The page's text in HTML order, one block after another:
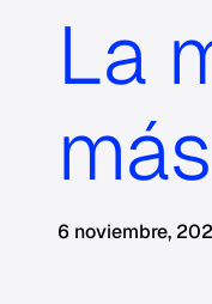
La
6 noviembre,